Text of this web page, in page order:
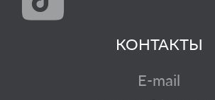
КОНТАКТЫ
E-mail